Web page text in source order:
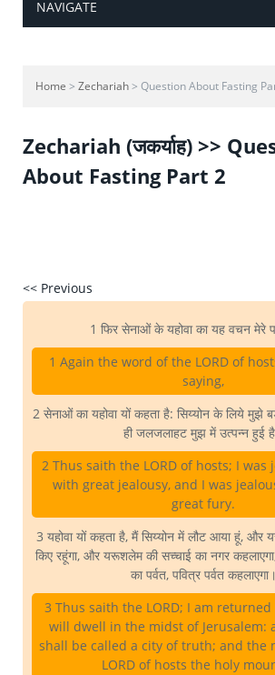
NAVIGATE
Home > Zechariah> Question About Fasting
Zechariah (जकर्याह) >>
About Fasting Part 2
<< Previous
1 फिर सेनाओं के यहोवा का यह वचन मेरे
1 Again the word of the LORD of
saying,
2 सेनाओं का यहोवा यों कहता है: सिय्योन के लिये मुझे
ही जलजलाहट मुझ में उत्पन्न हुई
2 Thus saith the LORD of hosts; I was
with great jealousy, and I was
great fury.
3 यहोवा यों कहता है, मैं सिय्योन में लौट आया हूं,
किए रहूंगा, और यरूशलेम की सच्चाई का नगर
का पर्वत, पवित्र पर्वत कहलाएगा।
3 Thus saith the LORD; I am
will dwell in the midst of Jerusalem:
shall be called a city of truth; and the
LORD of hosts the holy